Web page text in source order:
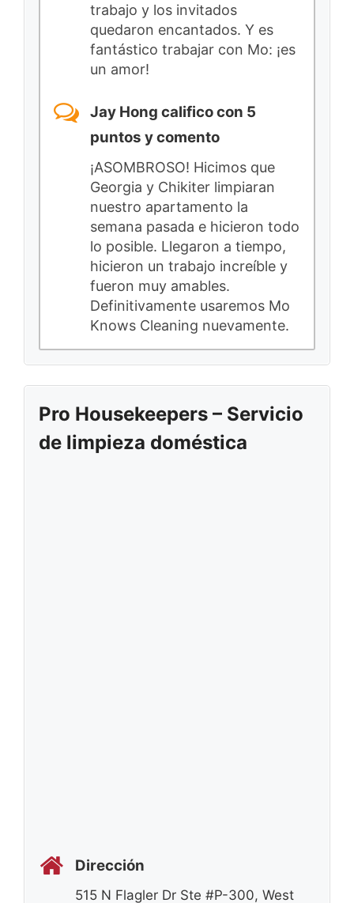
trabajo y los invitados
quedaron encantados. Y es
fantástico trabajar con Mo: ¡es
un amor!
Jay Hong califico con 5
puntos y comento
¡ASOMBROSO! Hicimos que
Georgia y Chikiter limpiaran
nuestro apartamento la
semana pasada e hicieron todo
lo posible. Llegaron a tiempo,
hicieron un trabajo increíble y
fueron muy amables.
Definitivamente usaremos Mo
Knows Cleaning nuevamente.
Pro Housekeepers – Servicio
de limpieza doméstica
Dirección
515 N Flagler Dr Ste #P-300, West